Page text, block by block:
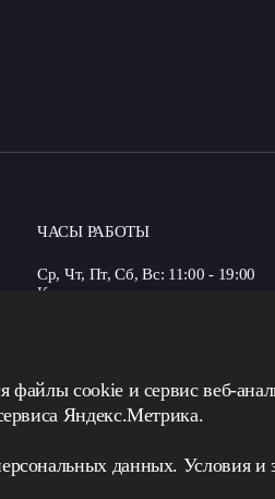
ЧАСЫ РАБОТЫ
Ср, Чт, Пт, Сб, Вс: 11:00 - 19:00
Кассы закрываются за полчаса до
файлы cookie и сервис веб-
Яндекс.Метрика.
данных. Условия и